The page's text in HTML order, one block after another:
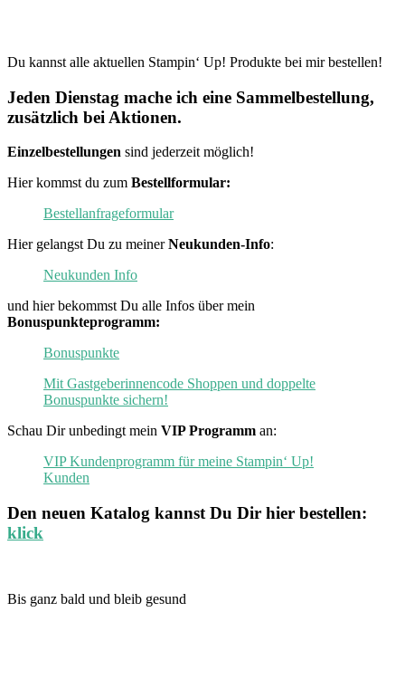
Du kannst alle aktuellen Stampin‘ Up! Produkte bei mir bestellen!
Jeden Dienstag mache ich eine Sammelbestellung,
zusätzlich bei Aktionen.
Einzelbestellungen sind jederzeit möglich!
Hier kommst du zum Bestellformular:
Bestellanfrageformular
Hier gelangst Du zu meinerNeukunden-Info:
Neukunden Info
und hier bekommst Du alle Infos über mein
Bonuspunkteprogramm:
Bonuspunkte
Mit Gastgeberinnencode Shoppen und doppelte
Bonuspunkte sichern!
Schau Dir unbedingt mein VIP Programm an:
VIP Kundenprogramm für meine Stampin‘ Up!
Kunden
Den neuen Katalog kannst Du Dir hier bestellen:
klick
Bis ganz bald und bleib gesund